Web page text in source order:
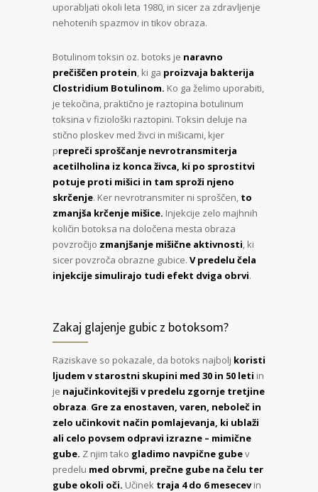
uporabljati okoli leta 1980, in sicer za zdravljenje
nehotenih spazmov in tikov obraza.
Botulinom toksin oz. botoks je naravno
prečiščen protein, ki ga proizvaja bakterija
Clostridium Botulinom. Ko ga želimo uporabiti,
je tekočina, praktično je raztopina botulinum
toksina v fiziološki raztopini. Toksin deluje na
stično ploskev med živci in mišicami, kjer
prepreči sproščanje nevrotransmiterja
acetilholina iz konca živca, ki po sprostitvi
potuje proti mišici in tam sproži njeno
skrčenje. Ker nevrotransmiter ni sproščen, to
zmanjša krčenje mišice. Injekcije zelo majhnih
količin botoksa na določena mesta obraza
povzročijo zmanjšanje mišične aktivnosti, ki
sicer povzroča obrazne gubice. V predelu čela
injekcije simulirajo tudi efekt dviga obrvi.
Zakaj glajenje gubic z botoksom?
Raziskave so pokazale, da botoks najbolj koristi
ljudem v starostni skupini med 30 in 50 leti in
je najučinkovitejši v predelu zgornje tretjine
obraza. Gre za enostaven, varen, neboleč in
zelo učinkovit način pomlajevanja, ki ublaži
ali celo povsem odpravi izrazne – mimične
gube. Z njim tako gladimo navpične gubev
predelu med obrvmi, prečne gube na čelu ter
gube okoli oči. Učinek traja 4 do 6 mesecevin